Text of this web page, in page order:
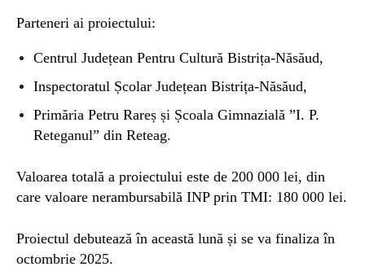
Parteneri ai proiectului:
Centrul Județean Pentru Cultură Bistrița-Năsăud,
Inspectoratul Școlar Județean Bistrița-Năsăud,
Primăria Petru Rareș și Școala Gimnazială ”I. P.
Reteganul” din Reteag.
Valoarea totală a proiectului este de 200 000 lei, din
care valoare nerambursabilă INP prin TMI: 180 000 lei.
Proiectul debutează în această lună și se va finaliza în
octombrie 2025.